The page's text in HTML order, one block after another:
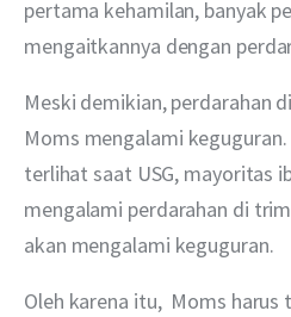
pertama kehamilan, banyak
mengaitkannya dengan
Meski demikian, perdarahan
Moms mengalami
terlihat saat USG, mayoritas
mengalami perdarahan di
akan mengalami keguguran.
Oleh karena itu,  Moms harus